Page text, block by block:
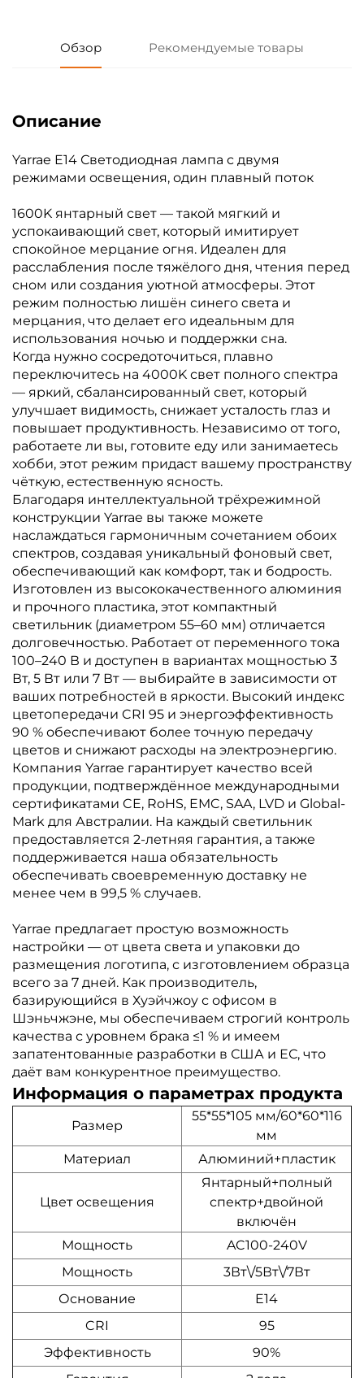
Обзор Рекомендуемые товары
Описание
Yarrae E14 Светодиодная лампа с двумя
режимами освещения, один плавный поток
1600K янтарный свет — такой мягкий и
успокаивающий свет, который имитирует
спокойное мерцание огня. Идеален для
расслабления после тяжёлого дня, чтения перед
сном или создания уютной атмосферы. Этот
режим полностью лишён синего света и
мерцания, что делает его идеальным для
использования ночью и поддержки сна.
Когда нужно сосредоточиться, плавно
переключитесь на 4000K свет полного спектра
— яркий, сбалансированный свет, который
улучшает видимость, снижает усталость глаз и
повышает продуктивность. Независимо от того,
работаете ли вы, готовите еду или занимаетесь
хобби, этот режим придаст вашему пространству
чёткую, естественную ясность.
Благодаря интеллектуальной трёхрежимной
конструкции Yarrae вы также можете
наслаждаться гармоничным сочетанием обоих
спектров, создавая уникальный фоновый свет,
обеспечивающий как комфорт, так и бодрость.
Изготовлен из высококачественного алюминия
и прочного пластика, этот компактный
светильник (диаметром 55–60 мм) отличается
долговечностью. Работает от переменного тока
100–240 В и доступен в вариантах мощностью 3
Вт, 5 Вт или 7 Вт — выбирайте в зависимости от
ваших потребностей в яркости. Высокий индекс
цветопередачи CRI 95 и энергоэффективность
90 % обеспечивают более точную передачу
цветов и снижают расходы на электроэнергию.
Компания Yarrae гарантирует качество всей
продукции, подтверждённое международными
сертификатами CE, RoHS, EMC, SAA, LVD и Global-
Mark для Австралии. На каждый светильник
предоставляется 2-летняя гарантия, а также
поддерживается наша обязательность
обеспечивать своевременную доставку не
менее чем в 99,5 % случаев.
Yarrae предлагает простую возможность
настройки — от цвета света и упаковки до
размещения логотипа, с изготовлением образца
всего за 7 дней. Как производитель,
базирующийся в Хуэйчжоу с офисом в
Шэньчжэне, мы обеспечиваем строгий контроль
качества с уровнем брака ≤1 % и имеем
запатентованные разработки в США и ЕС, что
даёт вам конкурентное преимущество.
Информация о параметрах продукта
Размер
55*55*105 мм/60*60*116
мм
Материал
Алюминий+пластик
Цвет освещения
Янтарный+полный
спектр+двойной
включён
Мощность
AC100-240V
Мощность
3Вт\/5Вт\/7Вт
Основание
E14
CRI
95
Эффективность
90%